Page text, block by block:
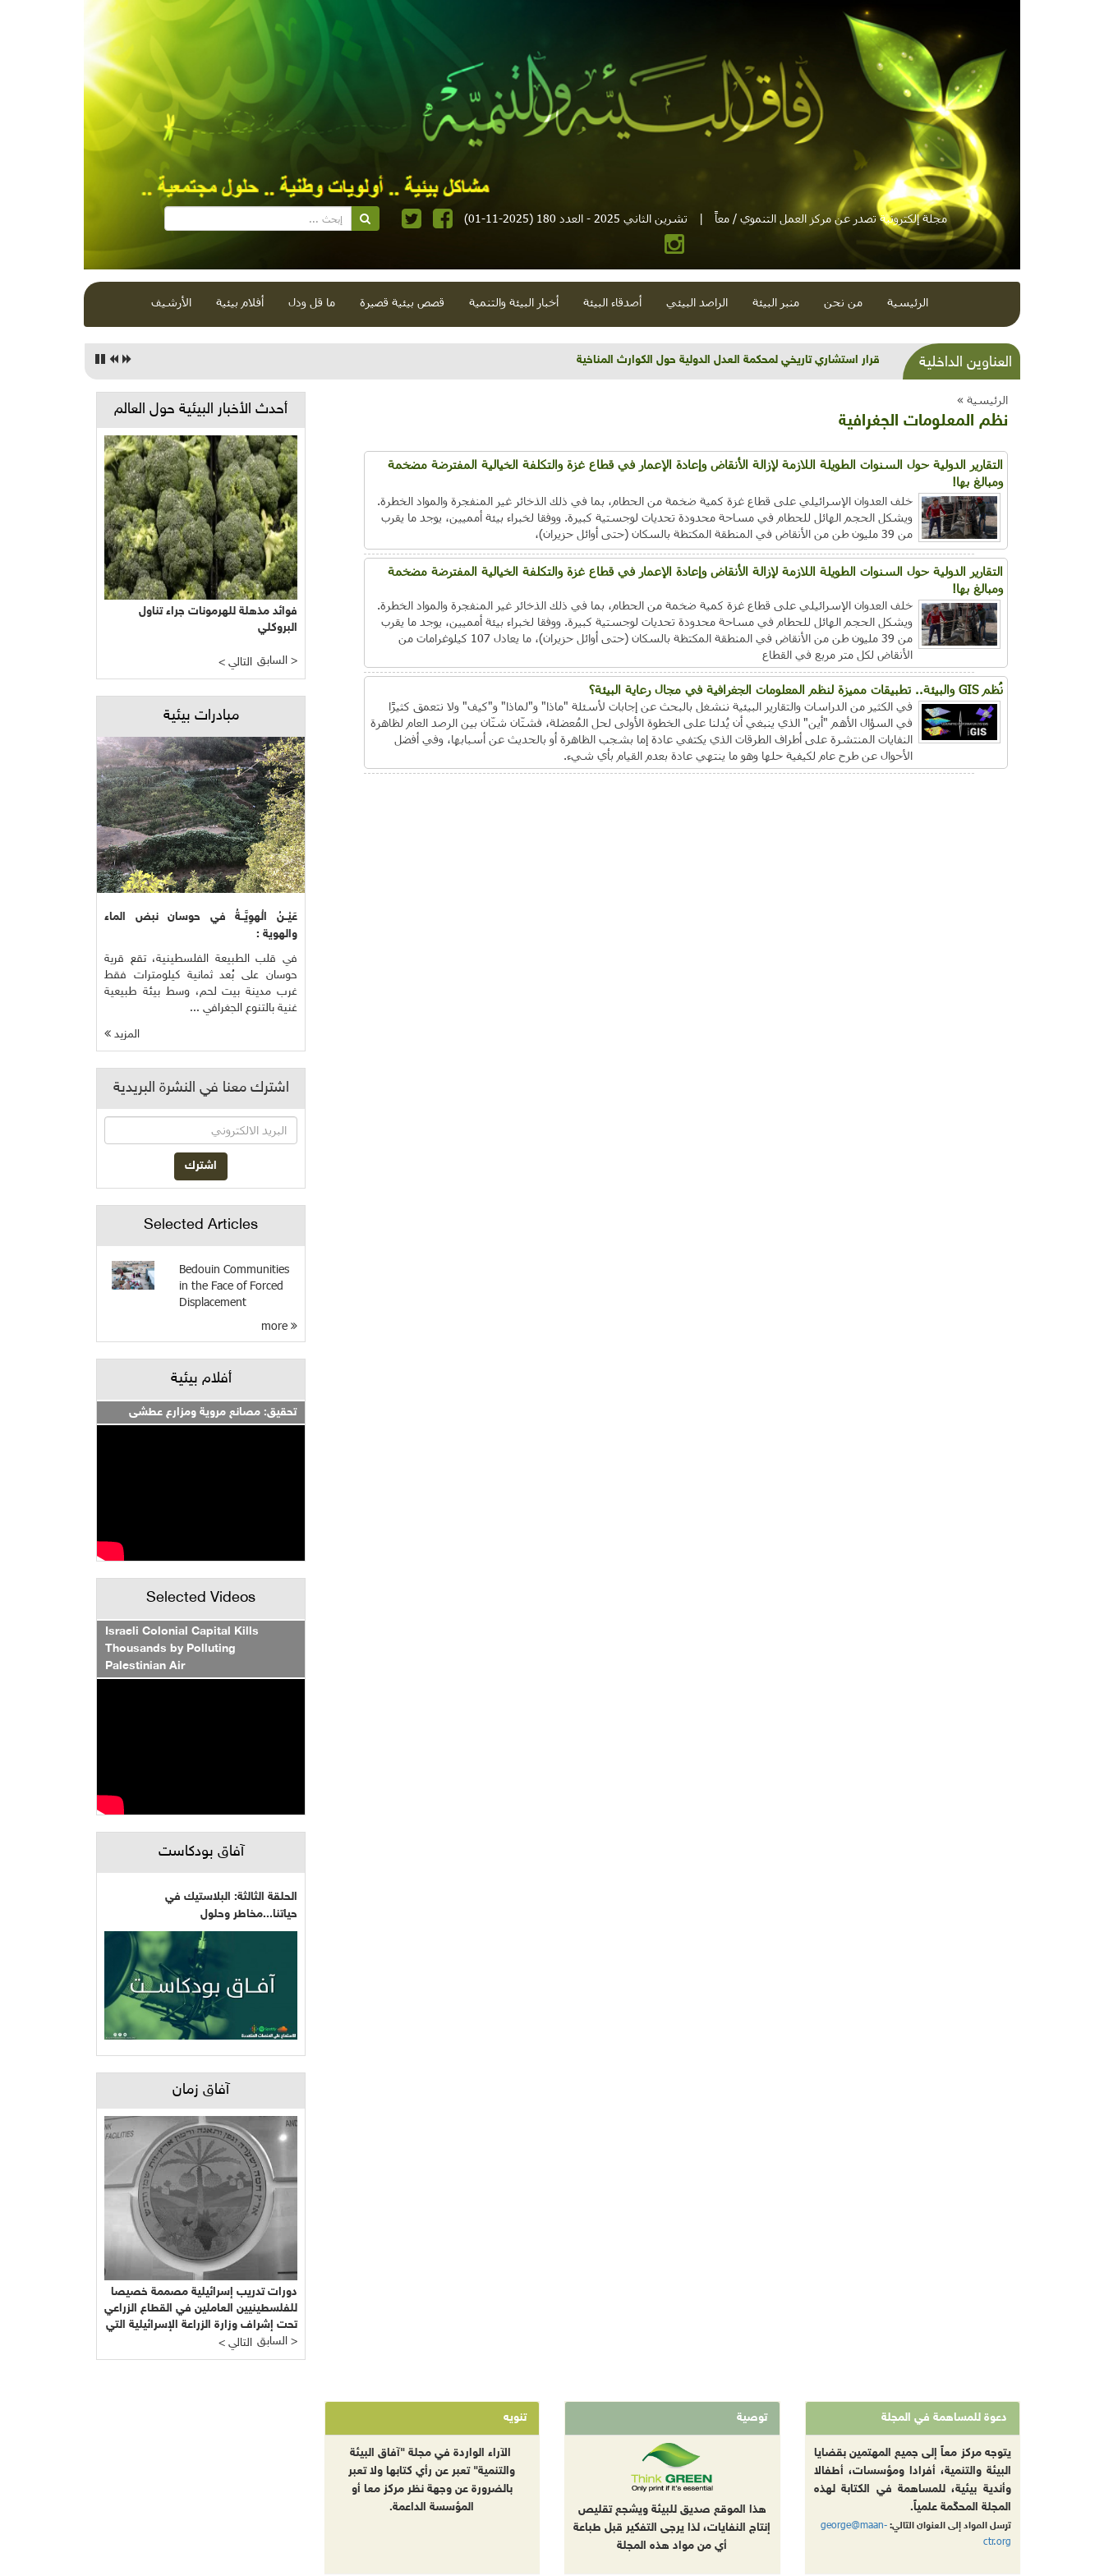
مجلة إلكترونية تصدر عن مركز العمل التنموي / معاً | تشرين الثاني 2025 - العدد 180 (2025-11-01)
الرئيسية من نحن منبر البيئة الراصد البيئي أصدقاء البيئة أخبار البيئة والتنمية قصص بيئية قصيرة ما قل ودل أفلام بيئية الأرشيف
العناوين الداخلية شذرات بيئية وتنموية...بنية تحتية وحلويات قبيحة وحاكورة ونوبل وزيتون و"سيباط"
الرئيسية »
نظم المعلومات الجغرافية
التقارير الدولية حول السنوات الطويلة اللازمة لإزالة الأنقاض وإعادة الإعمار في قطاع غزة والتكلفة الخيالية المفترضة مضخمة
ومبالغ بها!
خلف العدوان الإسرائيلي على قطاع غزة كمية ضخمة من الحطام، بما في ذلك الذخائر غير المنفجرة والمواد الخطرة.
ويشكل الحجم الهائل للحطام في مساحة محدودة تحديات لوجستية كبيرة. ووفقا لخبراء بيئة أمميين، يوجد ما يقرب
من 39 مليون طن من الأنقاض في المنطقة المكتظة بالسكان (حتى أوائل حزيران)،
التقارير الدولية حول السنوات الطويلة اللازمة لإزالة الأنقاض وإعادة الإعمار في قطاع غزة والتكلفة الخيالية المفترضة مضخمة
ومبالغ بها!
خلف العدوان الإسرائيلي على قطاع غزة كمية ضخمة من الحطام، بما في ذلك الذخائر غير المنفجرة والمواد الخطرة.
ويشكل الحجم الهائل للحطام في مساحة محدودة تحديات لوجستية كبيرة. ووفقا لخبراء بيئة أمميين، يوجد ما يقرب
من 39 مليون طن من الأنقاض في المنطقة المكتظة بالسكان (حتى أوائل حزيران)، ما يعادل 107 كيلوغرامات من
الأنقاض لكل متر مربع في القطاع
نُظم GIS والبيئة.. تطبيقات مميزة لنظم المعلومات الجغرافية في مجال رعاية البيئة؟
في الكثير من الدراسات والتقارير البيئية ننشغل بالبحث عن إجابات لأسئلة "ماذا" و"لماذا" و"كيف" ولا نتعمق كثيرًا
في السؤال الأهم "أين" الذي ينبغي أن يُدلنا على الخطوة الأولى لحل المُعضلة، فشتّان شتّان بين الرصد العام لظاهرة
النفايات المنتشرة على أطراف الطرقات الذي يكتفي عادة إما بشجب الظاهرة أو بالحديث عن أسبابها، وفي أفضل
الأحوال عن طرح عام لكيفية حلها وهو ما ينتهي عادة بعدم القيام بأي شيء.
أحدث الأخبار البيئية حول العالم
فوائد مذهلة للهرمونات جراء تناول
البروكلي
< التالي السابق >
مبادرات بيئية
عَيْــنُ الْهوِيَّــةُ في حوسان نبض الماء
والهوية :
في قلب الطبيعة الفلسطينية، تقع قرية
حوسان على بُعد ثمانية كيلومترات فقط
غرب مدينة بيت لحم، وسط بيئة طبيعية
غنية بالتنوع الجغرافي ...
المزيد
اشترك معنا في النشرة البريدية
Selected Articles
Bedouin Communities
in the Face of Forced
Displacement
أفلام بيئية
تحقيق: مصانع مروية ومزارع عطشى
Selected Videos
Israeli Colonial Capital Kills
Thousands by Polluting
Palestinian Air
آفاق بودكاست
الحلقة الثالثة: البلاستيك في
حياتنا...مخاطر وحلول
آفاق زمان
دورات تدريب إسرائيلية مصممة خصيصا
للفلسطينيين العاملين في القطاع الزراعي
تحت إشراف وزارة الزراعة الإسرائيلية التي
يرأسها يائير شَمِير نائب ليبرمان رئيس
"إسرائيل بيتنا"!!!
< التالي السابق >
دعوة للمساهمة في المجلة
يتوجه مركز معاً إلى جميع المهتمين بقضايا
البيئة والتنمية، أفرادا ومؤسسات، أطفالا
وأندية بيئية، للمساهمة في الكتابة لهذه
المجلة المحكّمة علمياً.
ترسل المواد إلى العنوان التالي:george@maan-
ctr.org
توصية
هذا الموقع صديق للبيئة ويشجع تقليص
إنتاج النفايات، لذا يرجى التفكير قبل طباعة
أي من مواد هذه المجلة
تنويه
الآراء الواردة في مجلة "آفاق البيئة
والتنمية" تعبر عن رأي كتابها ولا تعبر
بالضرورة عن وجهة نظر مركز معا أو
المؤسسة الداعمة.